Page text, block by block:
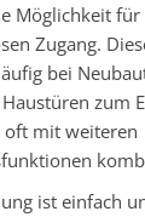
Möglichkeit für
Zugang.
bei
zum
oft mit weiteren
ist einfach